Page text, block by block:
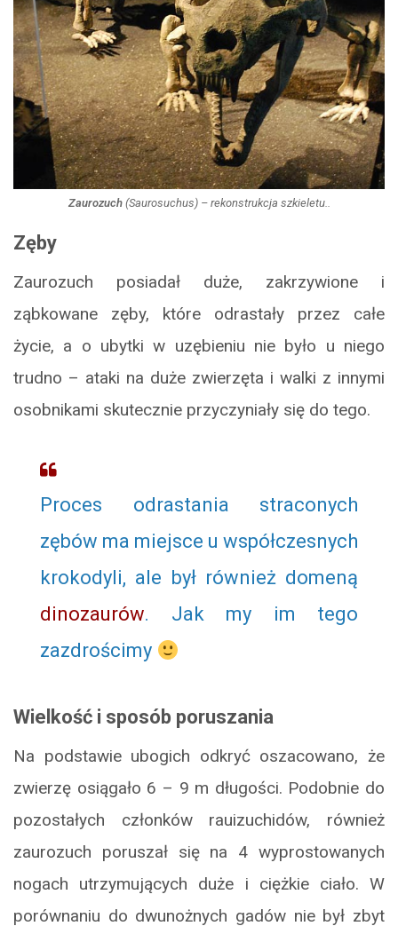
Zaurozuch(Saurosuchus) – rekonstrukcja szkieletu..
Zęby
Zaurozuch posiadał duże, zakrzywione i
ząbkowane zęby, które odrastały przez całe
życie, a o ubytki w uzębieniu nie było u niego
trudno – ataki na duże zwierzęta i walki z innymi
osobnikami skutecznie przyczyniały się do tego.
Proces odrastania straconych
zębów ma miejsce u współczesnych
krokodyli, ale był również domeną
dinozaurów. Jak my im tego
zazdrościmy
Wielkość i sposób poruszania
Na podstawie ubogich odkryć oszacowano, że
zwierzę osiągało 6 – 9 m długości. Podobnie do
pozostałych członków rauizuchidów, również
zaurozuch poruszał się na 4 wyprostowanych
nogach utrzymujących duże i ciężkie ciało. W
porównaniu do dwunożnych gadów nie był zbyt